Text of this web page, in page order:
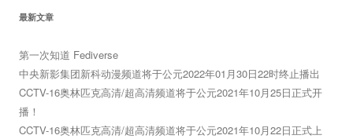
最新文章
第一次知道 Fediverse
中央新影集团新科动漫频道将于公元2022年01月30日22时终止播出
CCTV-16奥林匹克高清/超高清频道将于公元2021年10月25日正式开
播！
CCTV-16奥林匹克高清/超高清频道将于公元2021年10月22日正式上